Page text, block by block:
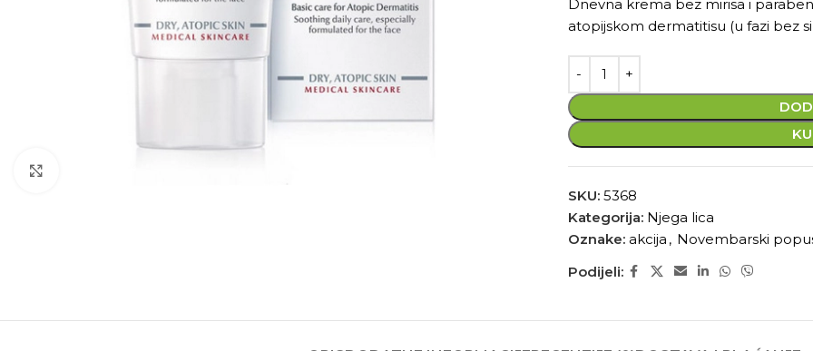
Dnevna krema bez mirisa i
atopijskom dermatitisu (u fazi bez
SKU: 5368
Kategorija: Njega lica
Oznake: akcija , Novembarski
Podijeli: